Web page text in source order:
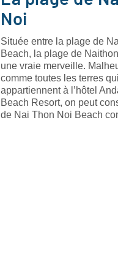
Noi
Située entre la plage de
Beach, la plage de
une vraie merveille.
comme toutes les terres
appartiennent à l’hôtel
Beach Resort, on peut
de Nai Thon Noi Beach